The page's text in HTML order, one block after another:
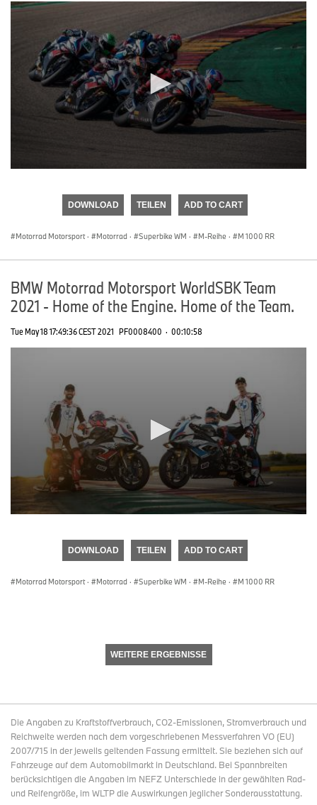
DOWNLOAD TEILEN ADD TO CART
Motorrad Motorsport · Motorrad · Superbike WM · M-Reihe · M 1000 RR
BMW Motorrad Motorsport WorldSBK Team
2021 - Home of the Engine. Home of the Team.
Tue May 18 17:49:36 CEST 2021 PF0008400 · 00:10:58
DOWNLOAD TEILEN ADD TO CART
Motorrad Motorsport · Motorrad · Superbike WM · M-Reihe · M 1000 RR
WEITERE ERGEBNISSE
Die Angaben zu Kraftstoffverbrauch, CO2-Emissionen, Stromverbrauch und
Reichweite werden nach dem vorgeschriebenen Messverfahren VO (EU)
2007/715 in der jeweils geltenden Fassung ermittelt. Sie beziehen sich auf
Fahrzeuge auf dem Automobilmarkt in Deutschland. Bei Spannbreiten
berücksichtigen die Angaben im NEFZ Unterschiede in der gewählten Rad-
und Reifengröße, im WLTP die Auswirkungen jeglicher Sonderausstattung.